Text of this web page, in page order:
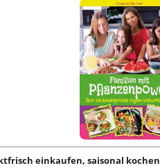
einkaufen, saisonal kochen